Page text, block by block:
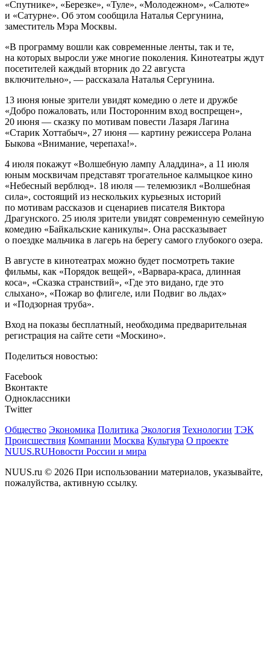
«Спутнике», «Березке», «Туле», «Молодежном», «Салюте»
и «Сатурне». Об этом сообщила Наталья Сергунина,
заместитель Мэра Москвы.
«В программу вошли как современные ленты, так и те,
на которых выросли уже многие поколения. Кинотеатры ждут
посетителей каждый вторник до 22 августа
включительно», — рассказала Наталья Сергунина.
13 июня юные зрители увидят комедию о лете и дружбе
«Добро пожаловать, или Посторонним вход воспрещен»,
20 июня — сказку по мотивам повести Лазаря Лагина
«Старик Хоттабыч», 27 июня — картину режиссера Ролана
Быкова «Внимание, черепаха!».
4 июля покажут «Волшебную лампу Аладдина», а 11 июля
юным москвичам представят трогательное калмыцкое кино
«Небесный верблюд». 18 июля — телемюзикл «Волшебная
сила», состоящий из нескольких курьезных историй
по мотивам рассказов и сценариев писателя Виктора
Драгунского. 25 июля зрители увидят современную семейную
комедию «Байкальские каникулы». Она рассказывает
о поездке мальчика в лагерь на берегу самого глубокого озера.
В августе в кинотеатрах можно будет посмотреть такие
фильмы, как «Порядок вещей», «Варвара-краса, длинная
коса», «Сказка странствий», «Где это видано, где это
слыхано», «Пожар во флигеле, или Подвиг во льдах»
и «Подзорная труба».
Вход на показы бесплатный, необходима предварительная
регистрация на сайте сети «Москино».
Поделиться новостью:
Facebook
Вконтакте
Одноклассники
Twitter
Общество Экономика Политика Экология Технологии ТЭК
Происшествия Компании Москва Культура О проекте
NUUS.RUНовости России и мира
NUUS.ru © 2026 При использовании материалов, указывайте,
пожалуйства, активную ссылку.